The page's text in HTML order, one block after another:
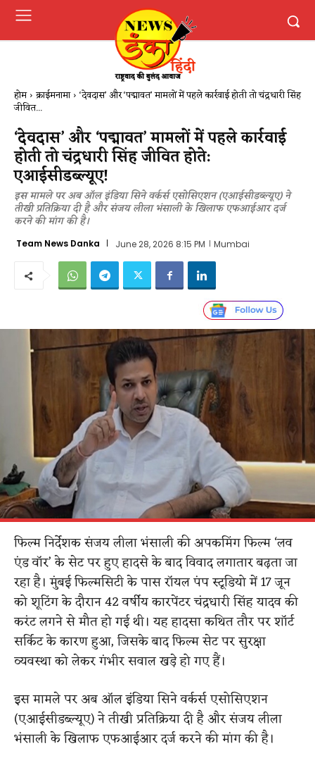
होम क्राईमनामा ‘देवदास’ और ‘पद्मावत’ मामलों में पहले कार्रवाई होती तो चंद्रधारी सिंह
जीवित...
‘देवदास’ और ‘पद्मावत’ मामलों में पहले कार्रवाई
होती तो चंद्रधारी सिंह जीवित होते:
एआईसीडब्ल्यूए!
इस मामले पर अब ऑल इंडिया सिने वर्कर्स एसोसिएशन (एआईसीडब्ल्यूए) ने
तीखी प्रतिक्रिया दी है और संजय लीला भंसाली के खिलाफ एफआईआर दर्ज
करने की मांग की है।
Team News Danka June 28, 2026 8:15 PM Mumbai
फिल्म निर्देशक संजय लीला भंसाली की अपकमिंग फिल्म ‘लव
एंड वॉर’ के सेट पर हुए हादसे के बाद विवाद लगातार बढ़ता जा
रहा है। मुंबई फिल्मसिटी के पास रॉयल पंप स्टूडियो में 17 जून
को शूटिंग के दौरान 42 वर्षीय कारपेंटर चंद्रधारी सिंह यादव की
करंट लगने से मौत हो गई थी। यह हादसा कथित तौर पर शॉर्ट
सर्किट के कारण हुआ, जिसके बाद फिल्म सेट पर सुरक्षा
व्यवस्था को लेकर गंभीर सवाल खड़े हो गए हैं।
इस मामले पर अब ऑल इंडिया सिने वर्कर्स एसोसिएशन
(एआईसीडब्ल्यूए) ने तीखी प्रतिक्रिया दी है और संजय लीला
भंसाली के खिलाफ एफआईआर दर्ज करने की मांग की है।